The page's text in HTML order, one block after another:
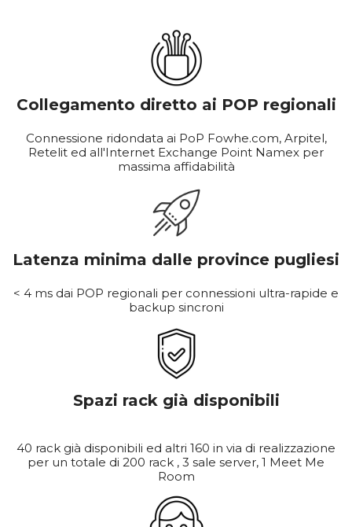
Collegamento diretto ai POP regionali
Connessione ridondata ai PoP Fowhe.com, Arpitel,
Retelit ed all'Internet Exchange Point Namex per
massima affidabilità
Latenza minima dalle province pugliesi
< 4 ms dai POP regionali per connessioni ultra-rapide e
backup sincroni
Spazi rack già disponibili
40 rack già disponibili ed altri 160 in via di realizzazione
per un totale di 200 rack , 3 sale server, 1 Meet Me
Room